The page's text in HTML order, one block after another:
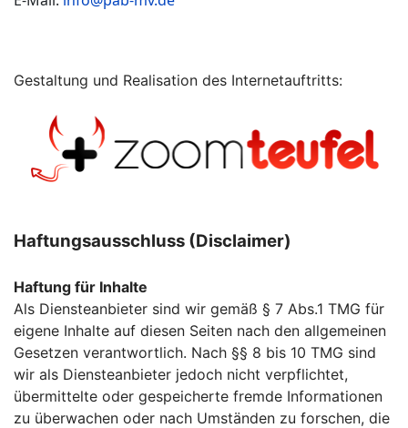
Gestaltung und Realisation des Internetauftritts:
Haftungsausschluss (Disclaimer)
Haftung für Inhalte
Als Diensteanbieter sind wir gemäß § 7 Abs.1 TMG für
eigene Inhalte auf diesen Seiten nach den allgemeinen
Gesetzen verantwortlich. Nach §§ 8 bis 10 TMG sind
wir als Diensteanbieter jedoch nicht verpflichtet,
übermittelte oder gespeicherte fremde Informationen
zu überwachen oder nach Umständen zu forschen, die